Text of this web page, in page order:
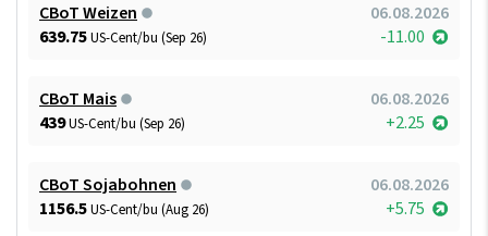
CBoT Weizen
06.08.2026
639.75US-Cent/bu (Sep 26) -11.00
CBoT Mais
06.08.2026
439US-Cent/bu (Sep 26) +2.25
CBoT Sojabohnen
06.08.2026
1156.5US-Cent/bu (Aug 26) +5.75